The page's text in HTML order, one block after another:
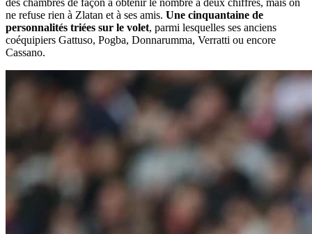
des chambres de façon à obtenir le nombre à deux chiffres, mais on
ne refuse rien à Zlatan et à ses amis. Une cinquantaine de
personnalités triées sur le volet, parmi lesquelles ses anciens
coéquipiers Gattuso, Pogba, Donnarumma, Verratti ou encore
Cassano.